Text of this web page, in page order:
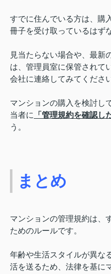
すでに住んでいる方は、購
冊子を受け取っているはず
見当たらない場合や、最新
は、管理員室に保管されて
会社に連絡してみてください
マンションの購入を検討し
当者に
「管理規約を確認し
う。
まとめ
マンションの管理規約は、
ためのルールです。
年齢や生活スタイルが異な
活を送るため、法律を基に